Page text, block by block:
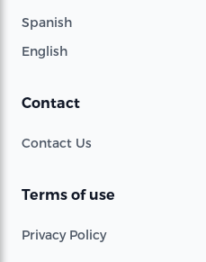
Spanish
English
Contact
Contact Us
Terms of use
Privacy Policy